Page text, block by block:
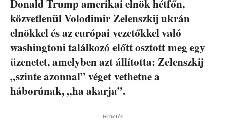
Donald Trump amerikai elnök hétfőn,
közvetlenül Volodimir Zelenszkij ukrán
elnökkel és az európai vezetőkkel való
washingtoni találkozó előtt osztott meg egy
üzenetet, amelyben azt állította: Zelenszkij
„szinte azonnal” véget vethetne a
háborúnak, „ha akarja”.
Hirdetés